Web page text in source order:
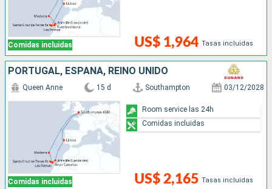
Comidas incluidas US$ 1,964 Tasas incluidas
PORTUGAL, ESPAÑA, REINO UNIDO
Comidas incluidas
Queen Anne 15 d Southampton 03/12/2028
US$ 2,165 Tasas incluidas
Room service las 24h
Comidas incluidas